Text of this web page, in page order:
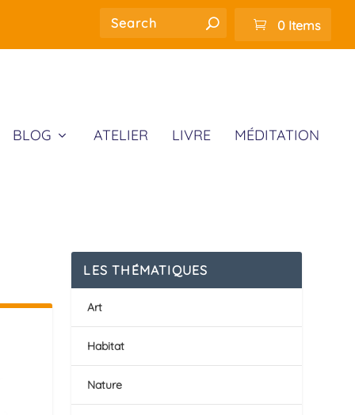
0 Items
BLOG ATELIER LIVRE MÉDITATION
LES THÉMATIQUES
Art
Habitat
Nature